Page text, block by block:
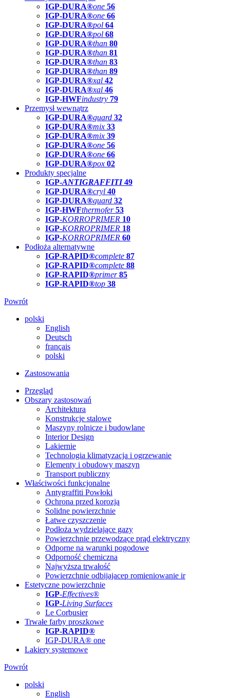
IGP-DURA®one 56
IGP-DURA®one 66
IGP-DURA®pol 64
IGP-DURA®pol 68
IGP-DURA®than 80
IGP-DURA®than 81
IGP-DURA®than 83
IGP-DURA®than 89
IGP-DURA®xal 42
IGP-DURA®xal 46
IGP-HWFindustry 79
Przemysł wewnątrz
IGP-DURA®guard 32
IGP-DURA®mix 33
IGP-DURA®mix 39
IGP-DURA®one 56
IGP-DURA®one 66
IGP-DURA®pox 02
Produkty specjalne
IGP-ANTIGRAFFITI49
IGP-DURA®cryl 40
IGP-DURA®guard 32
IGP-HWFthermofer 53
IGP-KORROPRIMER 10
IGP-KORROPRIMER 18
IGP-KORROPRIMER 60
Podłoża alternatywne
IGP-RAPID®complete 87
IGP-RAPID®complete 88
IGP-RAPID®primer 85
IGP-RAPID®top 38
Powrót
polski
English
Deutsch
français
polski
Zastosowania
Przegląd
Obszary zastosowań
Architektura
Konstrukcje stalowe
Maszyny rolnicze i budowlane
Interior Design
Lakiernie
Technologia klimatyzacja i ogrzewanie
Elementy i obudowy maszyn
Transport publiczny
Właściwości funkcjonalne
Antygraffiti Powłoki
Ochrona przed korozją
Solidne powierzchnie
Łatwe czyszczenie
Podłoża wydzielające gazy
Powierzchnie przewodzące prąd elektryczny
Odporne na warunki pogodowe
Odporność chemiczna
Najwyższa trwałość
Powierzchnie odbijajacep romieniowanie ir
Estetyczne powierzchnie
IGP-Effectives®
IGP-Living Surfaces
Le Corbusier
Trwałe farby proszkowe
IGP-RAPID®
IGP-DURA® one
Lakiery systemowe
Powrót
polski
English